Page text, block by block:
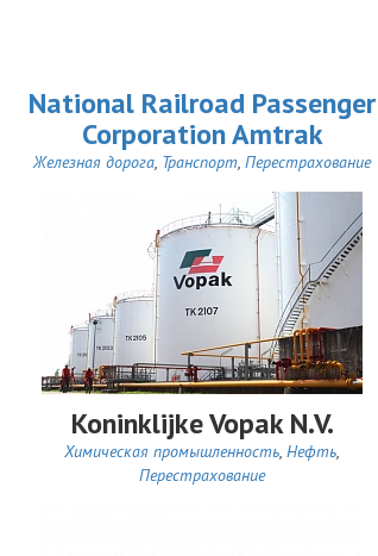
National Railroad Passenger
Corporation Amtrak
Железная дорога, Транспорт, Перестрахование
Koninklijke Vopak N.V.
Химическая промышленность, Нефть,
Перестрахование